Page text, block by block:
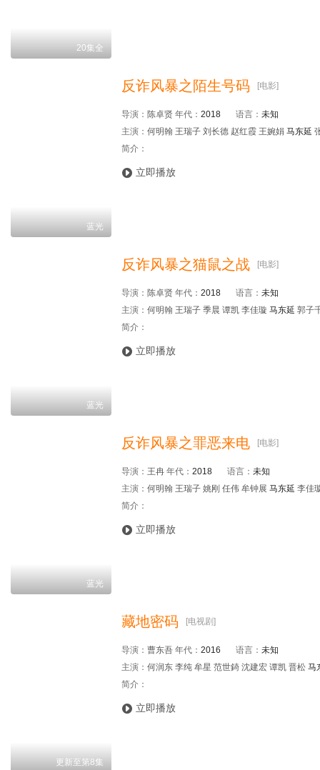
20集全
蓝光
反诈风暴之陌生号码 [电影]
导演： 陈卓贤 年代： 2018 语言： 未知
主演： 何明翰 王瑞子 刘长德 赵红霞 王婉娟 马东延
简介：
 立即播放
蓝光
反诈风暴之猫鼠之战 [电影]
导演： 陈卓贤 年代： 2018 语言： 未知
主演： 何明翰 王瑞子 季晨 谭凯 李佳璇 马东延 郭子
简介：
 立即播放
蓝光
反诈风暴之罪恶来电 [电影]
导演： 王冉 年代： 2018 语言： 未知
主演： 何明翰 王瑞子 姚刚 任伟 牟钟展 马东延 李佳
简介：
 立即播放
更新至第8集
藏地密码 [电视剧]
导演： 曹东吾 年代： 2016 语言： 未知
主演： 何润东 李纯 牟星 范世錡 沈建宏 谭凯 晋松 马
简介：
 立即播放